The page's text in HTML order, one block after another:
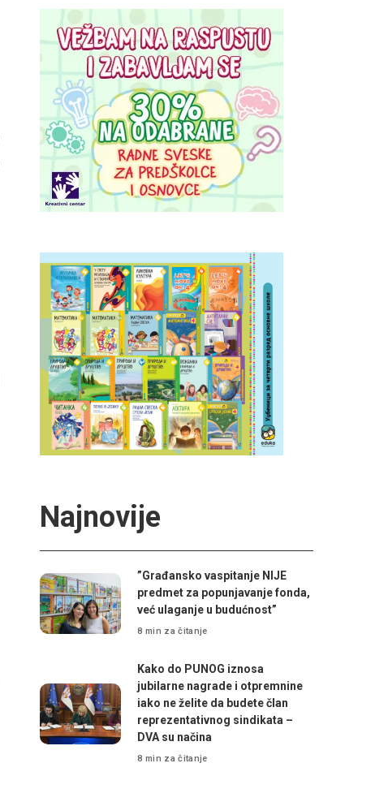
Najnovije
”Građansko vaspitanje NIJE
predmet za popunjavanje fonda,
već ulaganje u budućnost”
8 min za čitanje
Kako do PUNOG iznosa
jubilarne nagrade i otpremnine
iako ne želite da budete član
reprezentativnog sindikata –
DVA su načina
8 min za čitanje